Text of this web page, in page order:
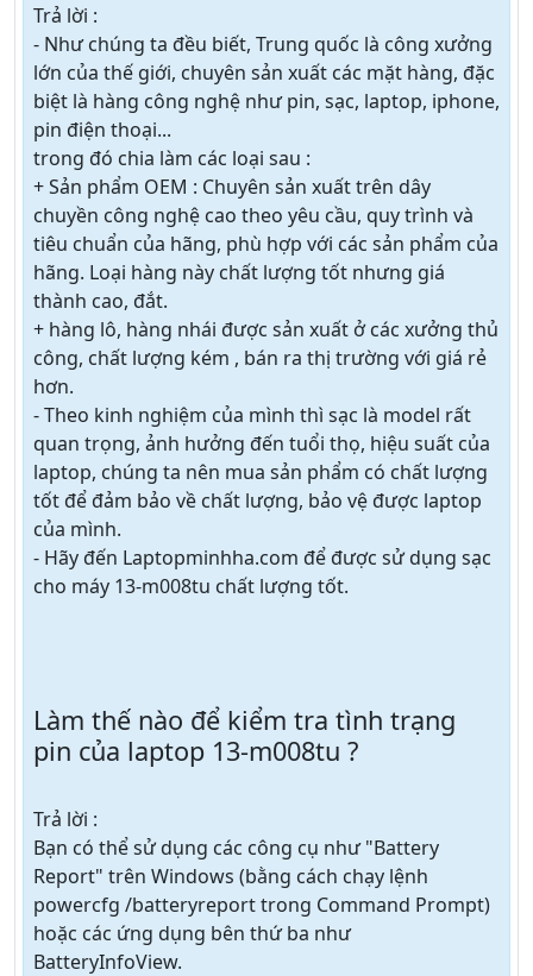
Trả lời :
- Như chúng ta đều biết, Trung quốc là công xưởng
lớn của thế giới, chuyên sản xuất các mặt hàng, đặc
biệt là hàng công nghệ như pin, sạc, laptop, iphone,
pin điện thoại...
trong đó chia làm các loại sau :
+ Sản phẩm OEM : Chuyên sản xuất trên dây
chuyền công nghệ cao theo yêu cầu, quy trình và
tiêu chuẩn của hãng, phù hợp với các sản phẩm của
hãng. Loại hàng này chất lượng tốt nhưng giá
thành cao, đắt.
+ hàng lô, hàng nhái được sản xuất ở các xưởng thủ
công, chất lượng kém , bán ra thị trường với giá rẻ
hơn.
- Theo kinh nghiệm của mình thì sạc là model rất
quan trọng, ảnh hưởng đến tuổi thọ, hiệu suất của
laptop, chúng ta nên mua sản phẩm có chất lượng
tốt để đảm bảo về chất lượng, bảo vệ được laptop
của mình.
- Hãy đến Laptopminhha.com để được sử dụng sạc
cho máy 13-m008tu chất lượng tốt.
Làm thế nào để kiểm tra tình trạng
pin của laptop 13-m008tu ?
Trả lời :
Bạn có thể sử dụng các công cụ như "Battery
Report" trên Windows (bằng cách chạy lệnh
powercfg /batteryreport trong Command Prompt)
hoặc các ứng dụng bên thứ ba như
BatteryInfoView.